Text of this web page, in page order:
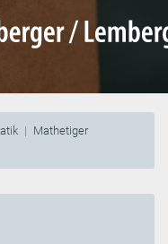
Mathetiger